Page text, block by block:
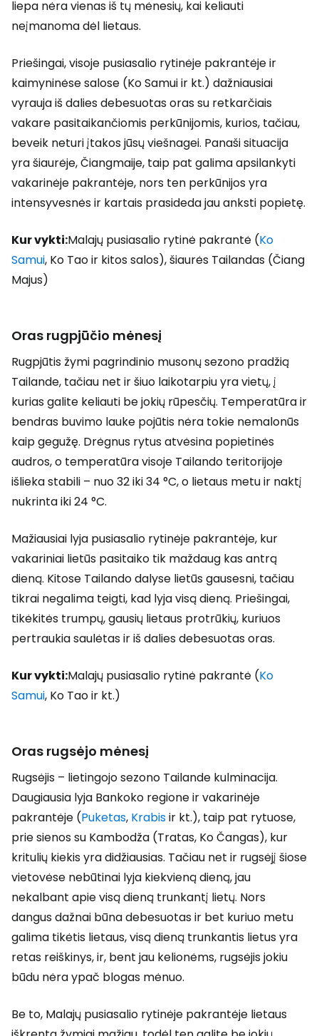
liepa nėra vienas iš tų mėnesių, kai keliauti
neįmanoma dėl lietaus.
Priešingai, visoje pusiasalio rytinėje pakrantėje ir
kaimyninėse salose (Ko Samui ir kt.) dažniausiai
vyrauja iš dalies debesuotas oras su retkarčiais
vakare pasitaikančiomis perkūnijomis, kurios, tačiau,
beveik neturi įtakos jūsų viešnagei. Panaši situacija
yra šiaurėje, Čiangmaije, taip pat galima apsilankyti
vakarinėje pakrantėje, nors ten perkūnijos yra
intensyvesnės ir kartais prasideda jau anksti popietę.
Kur vykti:Malajų pusiasalio rytinė pakrantė (Ko
Samui, Ko Tao ir kitos salos), šiaurės Tailandas (Čiang
Majus)
Oras rugpjūčio mėnesį
Rugpjūtis žymi pagrindinio musonų sezono pradžią
Tailande, tačiau net ir šiuo laikotarpiu yra vietų, į
kurias galite keliauti be jokių rūpesčių. Temperatūra ir
bendras buvimo lauke pojūtis nėra tokie nemalonūs
kaip gegužę. Drėgnus rytus atvėsina popietinės
audros, o temperatūra visoje Tailando teritorijoje
išlieka stabili – nuo 32 iki 34 °C, o lietaus metu ir naktį
nukrinta iki 24 °C.
Mažiausiai lyja pusiasalio rytinėje pakrantėje, kur
vakariniai lietūs pasitaiko tik maždaug kas antrą
dieną. Kitose Tailando dalyse lietūs gausesni, tačiau
tikrai negalima teigti, kad lyja visą dieną. Priešingai,
tikėkitės trumpų, gausių lietaus protrūkių, kuriuos
pertraukia saulėtas ir iš dalies debesuotas oras.
Kur vykti:Malajų pusiasalio rytinė pakrantė (Ko
Samui, Ko Tao ir kt.)
Oras rugsėjo mėnesį
Rugsėjis – lietingojo sezono Tailande kulminacija.
Daugiausia lyja Bankoko regione ir vakarinėje
pakrantėje (Puketas, Krabisir kt.), taip pat rytuose,
prie sienos su Kambodža (Tratas, Ko Čangas), kur
kritulių kiekis yra didžiausias. Tačiau net ir rugsėjį šiose
vietovėse nebūtinai lyja kiekvieną dieną, jau
nekalbant apie visą dieną trunkantį lietų. Nors
dangus dažnai būna debesuotas ir bet kuriuo metu
galima tikėtis lietaus, visą dieną trunkantis lietus yra
retas reiškinys, ir, bent jau kelionėms, rugsėjis jokiu
būdu nėra ypač blogas mėnuo.
Be to, Malajų pusiasalio rytinėje pakrantėje lietaus